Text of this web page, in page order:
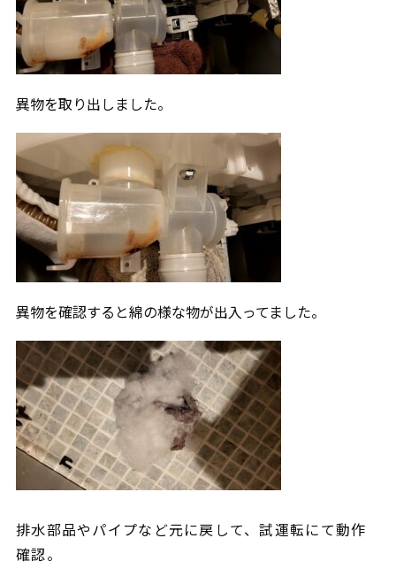
異物を取り出しました。
異物を確認すると綿の様な物が出入ってました。
排水部品やパイプなど元に戻して、試運転にて動作
確認。